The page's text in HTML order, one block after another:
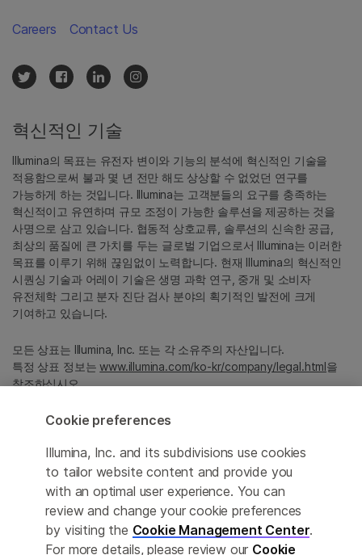
혁신적인 기술
Illumina의 목표는 유전자 변이와 기능의 분석에 혁신적인 기술을
적용함으로써 불과 몇 년 전만 해도 상상할 수 없었던 연구를
가능하게 하는 것입니다. Illumina는 고객분들의 요구를 충족하는
혁신적이고 유연하며 규모 조정이 가능한 솔루션을 제공하는 것을
사명으로 삼고 있습니다. 협동적 상호교류, 솔루션의 신속한 공급,
최상의 품질에 큰 가치를 두는 글로벌 기업으로서 Illumina는 이러한
목표를 이루기 위해 끊임없이 노력합니다. 현재 Illumina의 혁신적인
시퀀싱 기술과 어레이 기술은 생명 과학 연구, 중개 및 소비자
유전체학 그리고 분자 진단 검사 분야의 획기적인 발전에 크게
기여하고 있습니다.
모든 상표는 Illumina, Inc. 또는 각 소유주의 자산입니다.
특정 상표 정보는www.illumina.com/ko-kr/company/legal.html을
참조하십시오.
Privacy Policy
Careers Contact Us
© 2026 Illumina, Inc. All rights reserved.
Cookie preferences
Illumina, Inc. and its subdivisions use cookies
to tailor website content and provide you
with an optimal user experience. You can
review and change your cookie preferences
by visiting the Cookie Management Center.
For more details, please review our Cookie